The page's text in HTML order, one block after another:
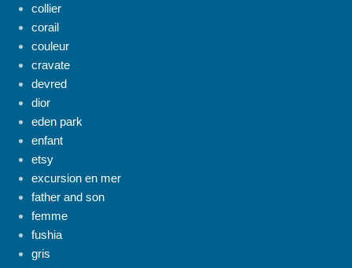
collier
corail
couleur
cravate
devred
dior
eden park
enfant
etsy
excursion en mer
father and son
femme
fushia
gris